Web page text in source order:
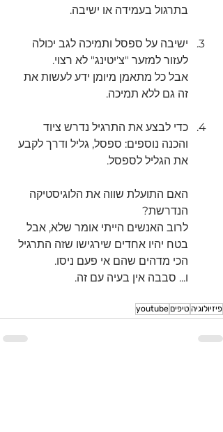
בתרגול בעמידה או ישיבה.
ישיבה על ספסל ותמיכה לגב יכולה
לעזור למזער "צ'יטינג" לא רצוי.
אבל כל מתאמן מיומן ידע לעשות את
זה גם ללא תמיכה.
כדי לבצע את התרגיל נדרש ציוד
והכנה נוספים: ספסל, גליל ודרך לקבע
את הגליל לספסל.
האם התועלת שווה את הלוגיסטיקה
הנדרשת?
לרוב האנשים הייתי אומר שלא, אבל
בטח יהיו אחדים שירגישו שזה התרגיל
הכי מדהים שהם אי פעם ניסו.
ו... סבבה אין בעיה עם זה.
פיזיולוגיה טיפים youtube